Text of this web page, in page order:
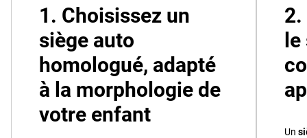
1. Choisissez un
siège auto
homologué, adapté
à la morphologie de
votre enfant
Un